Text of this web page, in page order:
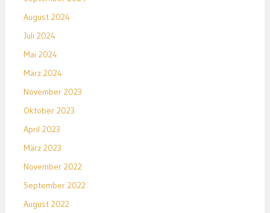
August 2024
Juli 2024
Mai 2024
März 2024
November 2023
Oktober 2023
April 2023
März 2023
November 2022
September 2022
August 2022